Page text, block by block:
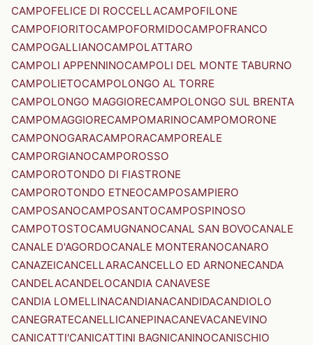
CAMPOFELICE DI ROCCELLACAMPOFILONE
CAMPOFIORITOCAMPOFORMIDOCAMPOFRANCO
CAMPOGALLIANOCAMPOLATTARO
CAMPOLI APPENNINOCAMPOLI DEL MONTE TABURNO
CAMPOLIETOCAMPOLONGO AL TORRE
CAMPOLONGO MAGGIORECAMPOLONGO SUL BRENTA
CAMPOMAGGIORECAMPOMARINOCAMPOMORONE
CAMPONOGARACAMPORACAMPOREALE
CAMPORGIANOCAMPOROSSO
CAMPOROTONDO DI FIASTRONE
CAMPOROTONDO ETNEOCAMPOSAMPIERO
CAMPOSANOCAMPOSANTOCAMPOSPINOSO
CAMPOTOSTOCAMUGNANOCANAL SAN BOVOCANALE
CANALE D'AGORDOCANALE MONTERANOCANARO
CANAZEICANCELLARACANCELLO ED ARNONECANDA
CANDELACANDELOCANDIA CANAVESE
CANDIA LOMELLINACANDIANACANDIDACANDIOLO
CANEGRATECANELLICANEPINACANEVACANEVINO
CANICATTI'CANICATTINI BAGNICANINOCANISCHIO